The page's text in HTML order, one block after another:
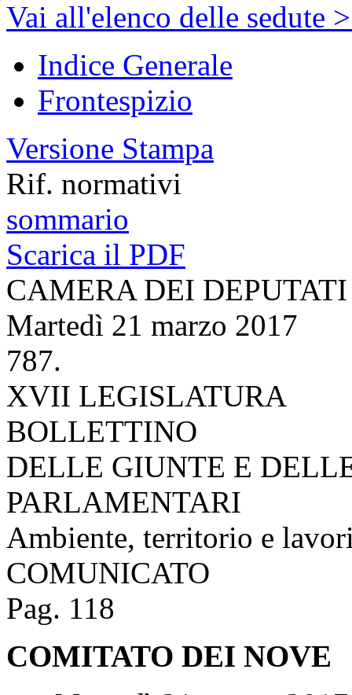
Resoconti delle Giunte e
Vai all'elenco delle sedute
Indice Generale
Frontespizio
Versione Stampa
Rif. normativi
sommario
Scarica il PDF
CAMERA DEI DEPUTATI
Martedì 21 marzo 2017
787.
XVII LEGISLATURA
BOLLETTINO
DELLE GIUNTE E
PARLAMENTARI
Ambiente, territorio e
COMUNICATO
Pag. 118